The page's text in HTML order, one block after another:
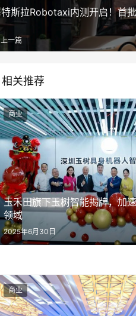
斯拉Robotaxi内测开启！首
上一篇
相关推荐
玉禾田旗下玉树智能揭牌，加
领域
2025年6月30日
商业
商业